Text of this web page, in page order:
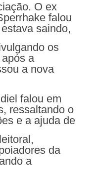
O ex
falou
saindo,
os
a
a nova
falou em
ressaltando o
e a ajuda de
da
a